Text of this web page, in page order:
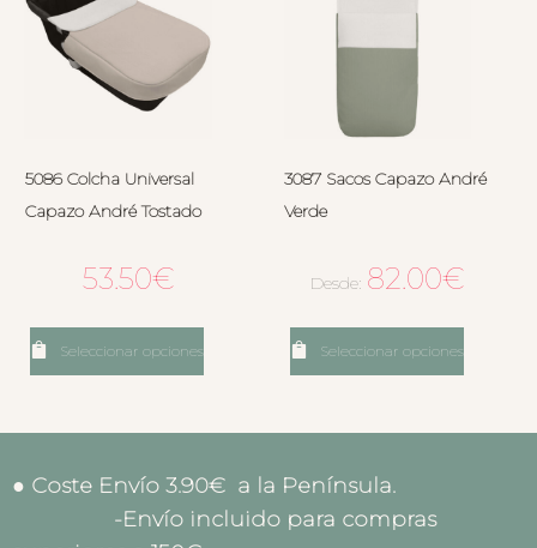
5086 Colcha Universal
Capazo André Tostado
53.50€
Seleccionar opciones
3087 Sacos Capazo André
Verde
Desde: 82.00€
Seleccionar opciones
● Coste Envío 3.90€ a la Península.
-Envío incluido para compras